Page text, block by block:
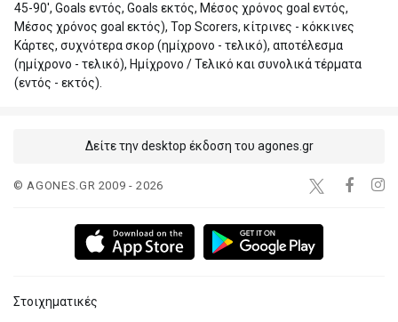
45-90', Goals εντός, Goals εκτός, Μέσος χρόνος goal εντός,
Μέσος χρόνος goal εκτός), Top Scorers, κίτρινες - κόκκινες
Κάρτες, συχνότερα σκορ (ημίχρονο - τελικό), αποτέλεσμα
(ημίχρονο - τελικό), Ημίχρονο / Τελικό και συνολικά τέρματα
(εντός - εκτός).
Δείτε την desktop έκδοση του agones.gr
© AGONES.GR 2009 - 2026
Στοιχηματικές